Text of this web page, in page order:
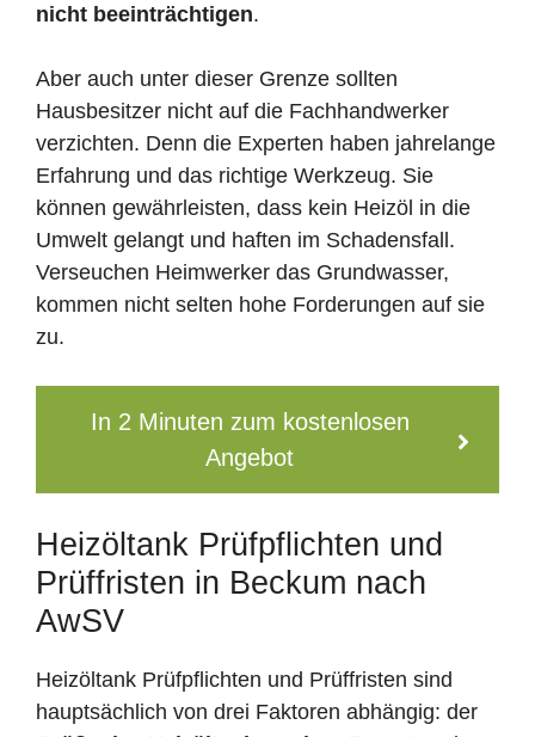
nicht beeinträchtigen.
Aber auch unter dieser Grenze sollten
Hausbesitzer nicht auf die Fachhandwerker
verzichten. Denn die Experten haben jahrelange
Erfahrung und das richtige Werkzeug. Sie
können gewährleisten, dass kein Heizöl in die
Umwelt gelangt und haften im Schadensfall.
Verseuchen Heimwerker das Grundwasser,
kommen nicht selten hohe Forderungen auf sie
zu.
In 2 Minuten zum kostenlosen
Angebot
Heizöltank Prüfpflichten und
Prüffristen in Beckum nach
AwSV
Heizöltank Prüfpflichten und Prüffristen sind
hauptsächlich von drei Faktoren abhängig: der